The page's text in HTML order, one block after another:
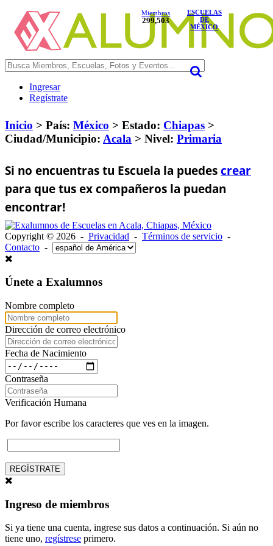
Miembros
299,503
ESCUELAS
DE
MÉXICO
Ingresar
Regístrate
Inicio > País: México > Estado: Chiapas >
Ciudad/Municipio: Acala > Nivel: Primaria
Si no encuentras tu Escuela la puedescrear
para que tus ex compañeros la puedan
encontrar!
Copyright © 2026 - Privacidad - Términos de servicio -
Contacto -
Únete a Exalumnos
Nombre completo
Dirección de correo electrónico
Fecha de Nacimiento
Contraseña
Verificación Humana
Por favor escribe los caracteres que ves en la imagen.
REGÍSTRATE
Ingreso de miembros
Si ya tiene una cuenta, ingrese sus datos a continuación. Si aún no
tiene uno, regístrese primero.